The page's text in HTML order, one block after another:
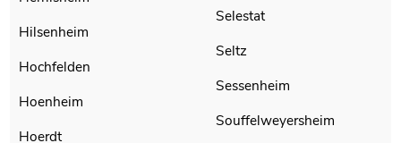
Hilsenheim
Hochfelden
Hoenheim
Hoerdt
Selestat
Seltz
Sessenheim
Souffelweyersheim